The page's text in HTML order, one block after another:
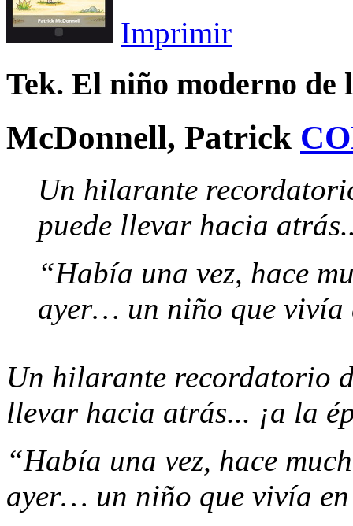
Imprimir
Tek. El niño moderno de
McDonnell, Patrick
Un hilarante
puede llevar hacia
“Había una vez, hace
ayer… un niño que vivía
Un hilarante recordatorio
llevar hacia atrás... ¡a la
“Había una vez, hace
ayer… un niño que vivía